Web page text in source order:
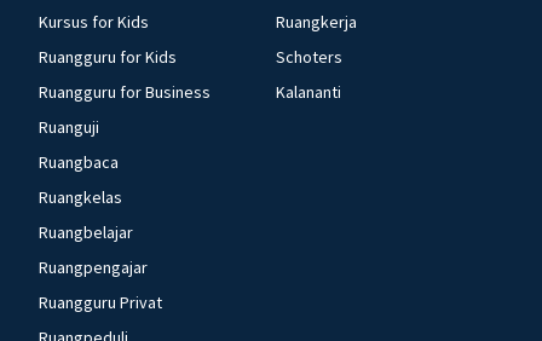
Kursus for Kids
Ruangguru for Kids
Ruangguru for Business
Ruanguji
Ruangbaca
Ruangkelas
Ruangbelajar
Ruangpengajar
Ruangguru Privat
Ruangkerja
Schoters
Kalananti